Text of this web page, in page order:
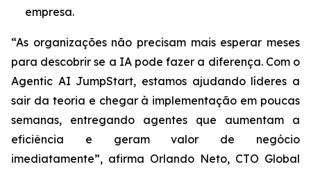
empresa.
“As organizações não precisam mais esperar meses
para descobrir se a IA pode fazer a diferença. Com o
Agentic AI JumpStart, estamos ajudando líderes a
sair da teoria e chegar à implementação em poucas
semanas, entregando agentes que aumentam a
eficiência e geram valor de negócio
imediatamente”, afirma Orlando Neto, CTO Global